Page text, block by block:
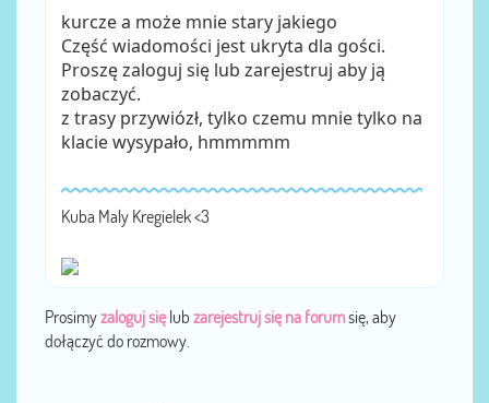
kurcze a może mnie stary jakiego
Część wiadomości jest ukryta dla gości.
Proszę zaloguj się lub zarejestruj aby ją
zobaczyć.
z trasy przywiózł, tylko czemu mnie tylko na
klacie wysypało, hmmmmm
Kuba Maly Kregielek <3
Prosimyzaloguj sięlub zarejestruj się na forumsię, aby
dołączyć do rozmowy.